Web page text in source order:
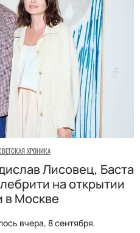
ХРОНИКА
Лисовец, Баста
на открытии
в Москве
вчера, 8 сентября.